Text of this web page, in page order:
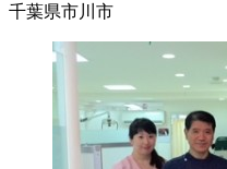
千葉県市川市